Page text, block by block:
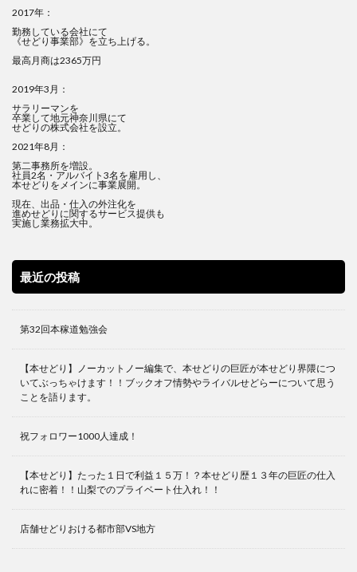
2017年：
勤務している会社にて
《せどり事業部》を立ち上げる。
最高月商は2365万円
2019年3月：
サラリーマンを
卒業して地元神奈川県にて
せどりの株式会社を設立。
2021年8月：
第二事務所を増設。
社員2名・アルバイト3名を雇用し、
本せどりをメインに事業展開。
現在、出品・仕入の外注化を
進めせどりに関するサービス提供も
実施し業務拡大中。
最近の投稿
第32回本稼道勉強会
【本せどり】ノーカットノー編集で、本せどりの巨匠が本せどり界隈につ
いてぶっちゃけます！！ブックオフ情勢やライバルせどらーについて思う
ことを語ります。
祝フォロワー1000人達成！
【本せどり】たった１日で利益１５万！？本せどり歴１３年の巨匠の仕入
れに密着！！山梨でのプライベート仕入れ！！
店舗せどりおける都市部VS地方